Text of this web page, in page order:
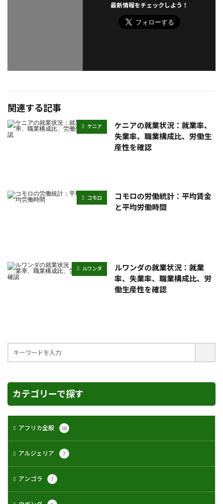
最新情報をチェックしよう！
関連する記事
ケニア
ケニアの就業状況：就業率、
失業率、職業構成比、労働生
産性を確認
コモロ
コモロの労働統計：平均賃金
と平均労働時間
ルワンダ
ルワンダの就業状況：就業
率、失業率、職業構成比、労
働生産性を確認
カテゴリーで探す
アフリカ全般 18
アルジェリア 7
アンゴラ 7